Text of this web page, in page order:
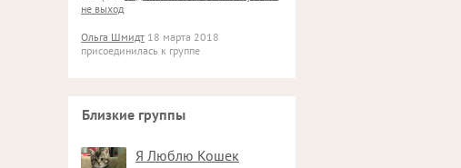
не выход
Ольга Шмидт 18 марта 2018
присоединилась к группе
Близкие группы
Я Люблю Кошек